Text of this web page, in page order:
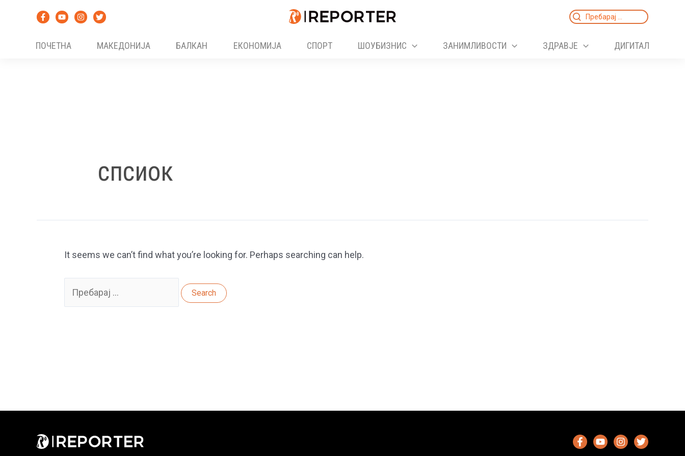
Search
ПОЧЕТНА
МАКЕДОНИЈА БАЛКАН ЕКОНОМИЈА СПОРТ ШОУБИЗНИС ЗАНИМЛИВОСТИ ЗДРАВЈЕ ДИГИТАЛ
спсиок
It seems we can’t find what you’re looking for. Perhaps searching can help.
for: